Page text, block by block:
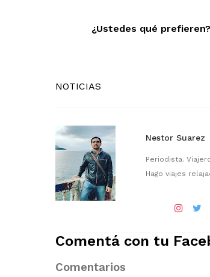
¿Ustedes qué
NOTICIAS
Nestor Suarez
Periodista.
Hago viajes
Comentá con tu
Comentarios